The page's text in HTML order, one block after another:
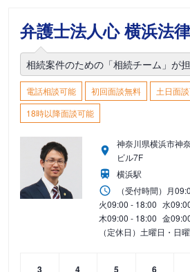
弁護士法人心 横浜法
相続案件のための「相続チーム」が
電話相談可能 初回面談無料
土日面
18時以降面談可能
神奈川県横浜市神
ビル7F
横浜駅
（受付時間） 月
火09:00 - 18:00 水
木09:00 - 18:00 金
（定休日）土曜日・日
3
4
5
6